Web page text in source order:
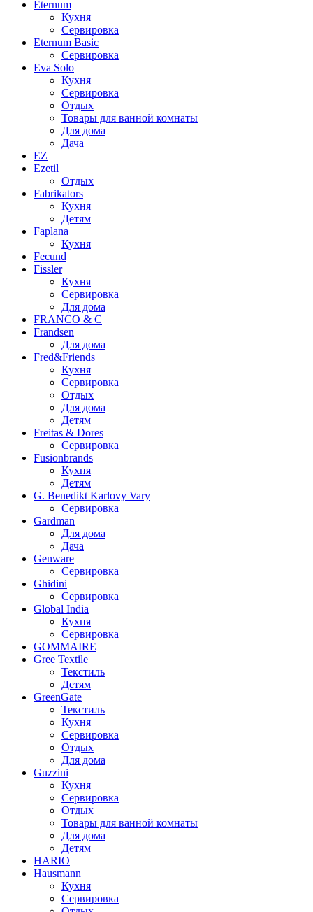
Eternum
Кухня
Сервировка
Eternum Basic
Сервировка
Eva Solo
Кухня
Сервировка
Отдых
Товары для ванной комнаты
Для дома
Дача
EZ
Ezetil
Отдых
Fabrikators
Кухня
Детям
Faplana
Кухня
Fecund
Fissler
Кухня
Сервировка
Для дома
FRANCO & C
Frandsen
Для дома
Fred&Friends
Кухня
Сервировка
Отдых
Для дома
Детям
Freitas & Dores
Сервировка
Fusionbrands
Кухня
Детям
G. Benedikt Karlovy Vary
Сервировка
Gardman
Для дома
Дача
Genware
Сервировка
Ghidini
Сервировка
Global India
Кухня
Сервировка
GOMMAIRE
Gree Textile
Текстиль
Детям
GreenGate
Текстиль
Кухня
Сервировка
Отдых
Для дома
Guzzini
Кухня
Сервировка
Отдых
Товары для ванной комнаты
Для дома
Детям
HARIO
Hausmann
Кухня
Сервировка